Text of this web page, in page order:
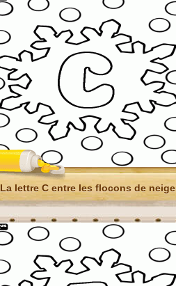
La lettre C entre les flocons de neige